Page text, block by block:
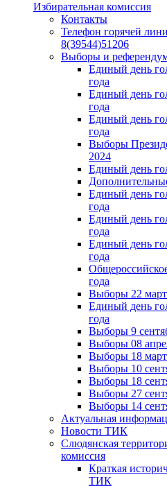
Избирательная комиссия
Контакты
Телефон горячей
8(39544)51206
Выборы и
Единый день
года
Единый день
года
Единый день
года
Выборы
2024
Единый день
Единый день
года
Единый день
года
Единый день
года
года
Выборы 22
Единый день
года
Выборы 9
Выборы 08
Выборы 18
Выборы 10
Выборы 18
Выборы 27
Выборы 14
Актуальная
Новости ТИК
Слюдянская
комиссия
Краткая
ТИК